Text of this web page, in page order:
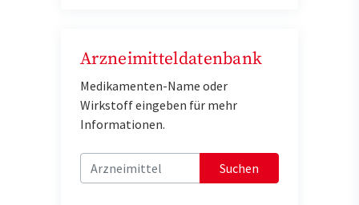
Arzneimitteldatenbank
Medikamenten-Name oder
Wirkstoff eingeben für mehr
Informationen.
Suchen